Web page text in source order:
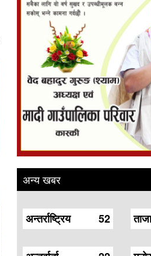
अन्य खबर
52
अन्तर्राष्ट्रिय